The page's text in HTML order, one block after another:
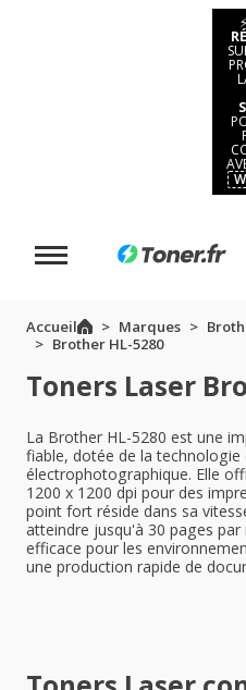
⚡
Accueil Marques
Brother HL-5280
Toners Laser
La Brother HL-5280 est une
fiable, dotée de la technologie
électrophotographique. Elle
1200 x 1200 dpi pour des
point fort réside dans sa
atteindre jusqu'à 30 pages
efficace pour les
une production rapide de